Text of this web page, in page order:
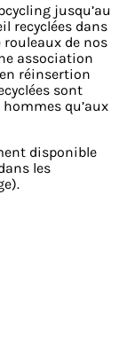
jusqu’au
recyclées dans
de nos
association
réinsertion
sont
qu’aux
disponible
les